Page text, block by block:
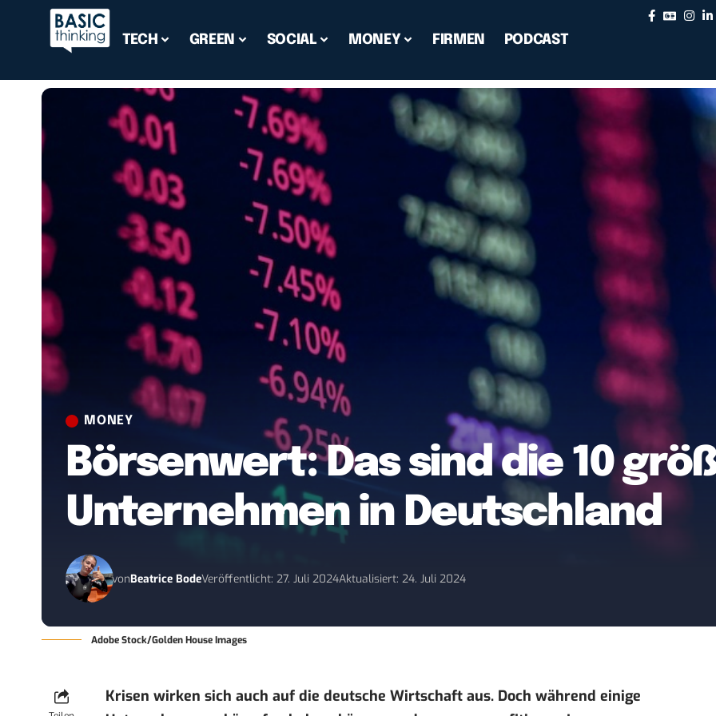
TECH GREEN SOCIAL MONEY FIRMEN PODCAST
MONEY
Börsenwert: Das sind die 10
Unternehmen in Deutschland
vonBeatrice BodeVeröffentlicht: 27. Juli 2024Aktualisiert: 24. Juli 2024
Adobe Stock/Golden House Images
Krisen wirken sich auch auf die deutsche Wirtschaft aus. Doch während einige